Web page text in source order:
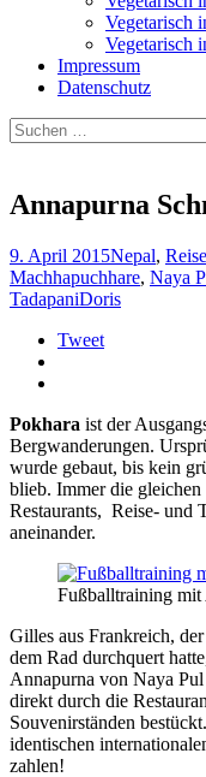
Vegetarisch
Vegetarisch
Impressum
Datenschutz
Suchen
nach:
Annapurna
9. April 2015Nepal,
Machhapuchhare, Naya
TadapaniDoris
Tweet
Pokhara ist der
Bergwanderungen.
wurde gebaut, bis kein
blieb. Immer die
Restaurants, Reise- und
aneinander.
Fußballtraining mit
Gilles aus Frankreich,
dem Rad durchquert
Annapurna von Naya
direkt durch die
Souvenirständen
identischen
zahlen!